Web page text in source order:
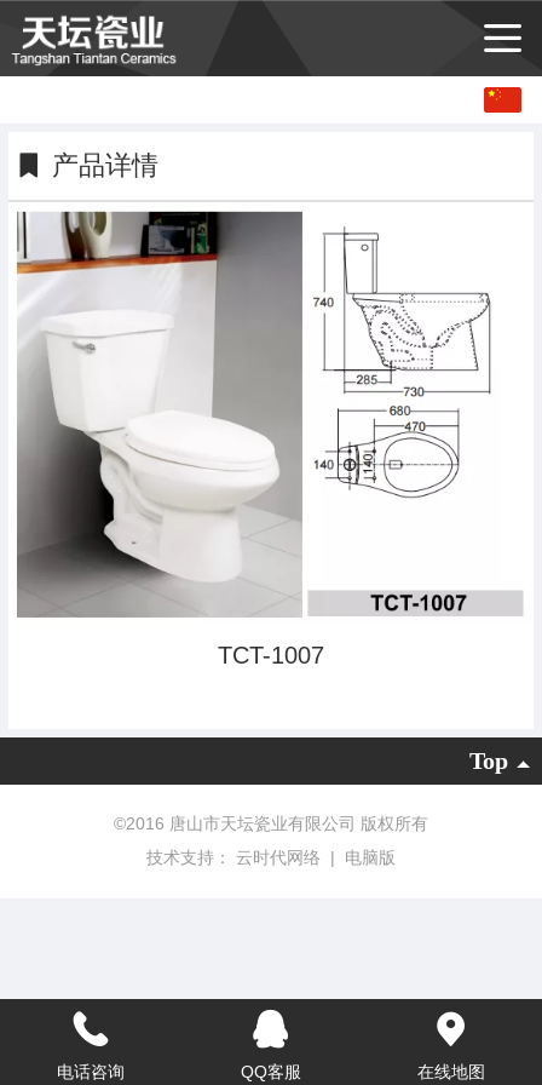
产品详情
TCT-1007
Top
©2016 唐山市天坛瓷业有限公司 版权所有
技术支持： 云时代网络 | 电脑版
电话咨询 QQ客服 在线地图